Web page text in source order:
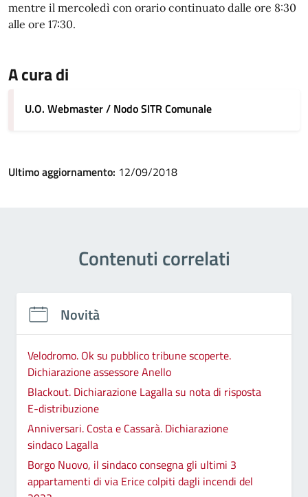
mentre il mercoledì con orario continuato dalle ore 8:30
alle ore 17:30.
A cura di
U.O. Webmaster / Nodo SITR Comunale
Ultimo aggiornamento: 12/09/2018
Contenuti correlati
Novità
Velodromo. Ok su pubblico tribune scoperte.
Dichiarazione assessore Anello
Blackout. Dichiarazione Lagalla su nota di risposta
E-distribuzione
Anniversari. Costa e Cassarà. Dichiarazione
sindaco Lagalla
Borgo Nuovo, il sindaco consegna gli ultimi 3
appartamenti di via Erice colpiti dagli incendi del